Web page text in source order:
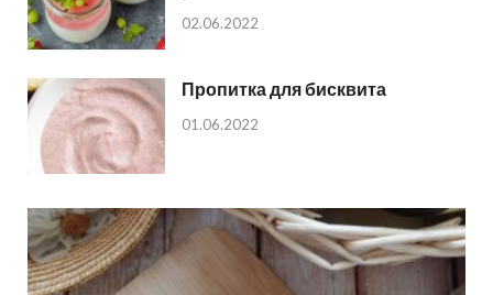
02.06.2022
Пропитка для бисквита
01.06.2022